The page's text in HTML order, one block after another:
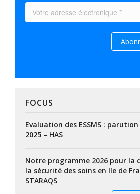
FOCUS
Evaluation des ESSMS :
2025 – HAS
Notre programme 2026 pour la
la sécurité des soins en Ile de
STARAQS